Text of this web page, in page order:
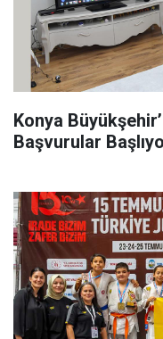
Konya
Başvurular